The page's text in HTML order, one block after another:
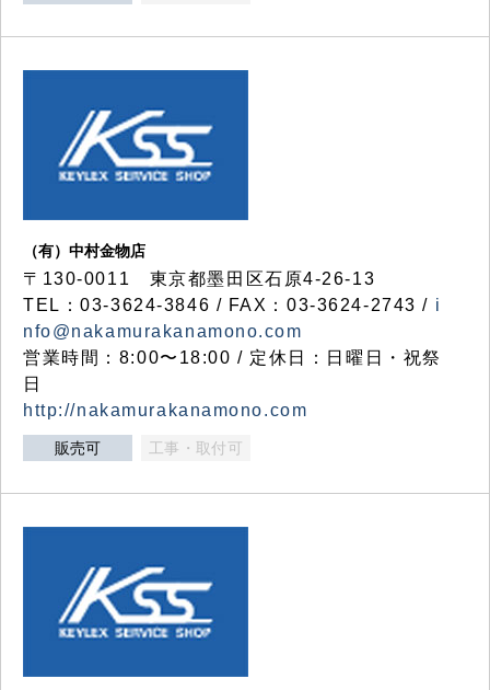
（有）中村金物店
〒130-0011 東京都墨田区石原4-26-13
TEL：03-3624-3846 / FAX：03-3624-2743 / i
nfo@nakamurakanamono.com
営業時間：8:00〜18:00 / 定休日：日曜日・祝祭
日
http://nakamurakanamono.com
販売可 工事・取付可